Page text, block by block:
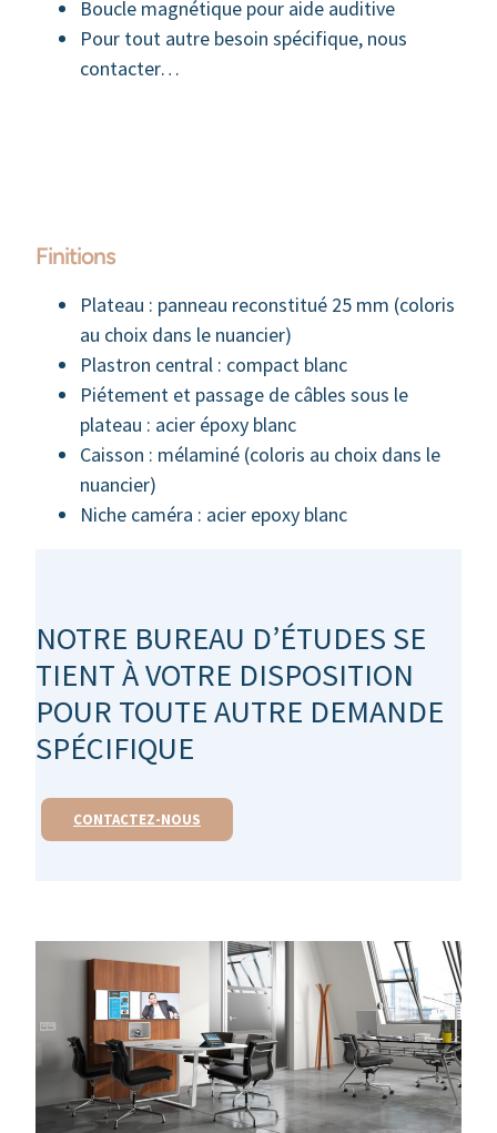
Boucle magnétique pour aide auditive
Pour tout autre besoin spécifique, nous
contacter…
Finitions
Plateau : panneau reconstitué 25 mm (coloris
au choix dans le nuancier)
Plastron central : compact blanc
Piétement et passage de câbles sous le
plateau : acier époxy blanc
Caisson : mélaminé (coloris au choix dans le
nuancier)
Niche caméra : acier epoxy blanc
NOTRE BUREAU D’ÉTUDES SE
TIENT À VOTRE DISPOSITION
POUR TOUTE AUTRE DEMANDE
SPÉCIFIQUE
CONTACTEZ-NOUS